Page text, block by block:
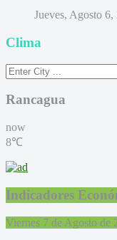
Jueves, Agosto 6,
Clima
Rancagua
now
8℃
Indicadores
Viernes 7 de Agosto de